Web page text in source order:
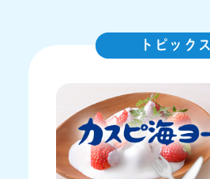
トピックス